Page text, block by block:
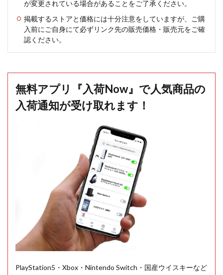
が変更されている場合があることをご了承ください。
掲載するストアと価格には十分注意をしていますが、ご購
入前にご自身にて必ずリンク先の販売価格・販売元をご確
認ください。
無料アプリ『入荷Now』で人気商品の
入荷通知が受け取れます！
PlayStation5・Xbox・Nintendo Switch・国産ウイスキーなど